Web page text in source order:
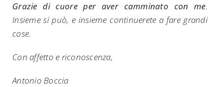
Grazie di cuore per aver camminato con me.
Insieme si può, e insieme continuerete a fare grandi
cose.
Con affetto e riconoscenza,
Antonio Boccia